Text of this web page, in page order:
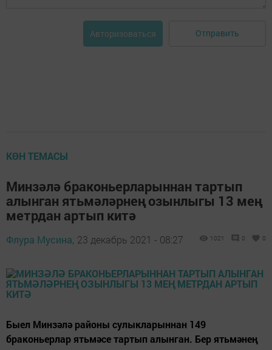
Авторизоваться Отправить
КӨН ТЕМАСЫ
Минзәлә браконьерларыннан тартып
алынган ятьмәләрнең озынлыгы 13 мең
метрдан артып китә
Флура Мусина, 23 декабрь 2021 - 08:27 1021 0 0
Быел Минзәлә районы сулыкларыннан 149
браконьерлар ятьмәсе тартып алынган. Бер ятьмәнең